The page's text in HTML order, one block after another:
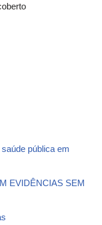
pública em
EVIDÊNCIAS SEM